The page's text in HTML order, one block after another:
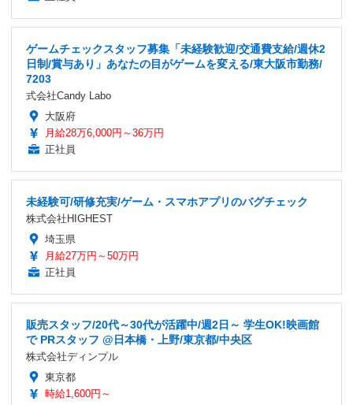
ゲームチェックスタッフ募集「未経験歓迎/交通費支給/週休2
日制/賞与あり」あなたの目がゲームを変える/東大阪市勤務/
7203
式会社Candy Labo
大阪府
月給28万6,000円～36万円
正社員
未経験可/研修充実/ゲーム・スマホアプリのバグチェック
株式会社HIGHEST
埼玉県
月給27万円～50万円
正社員
販売スタッフ/20代～30代が活躍中/週2日～ 学生OK!映画館
で PRスタッフ @日本橋・上野/東京都/中央区
株式会社ディンプル
東京都
時給1,600円～